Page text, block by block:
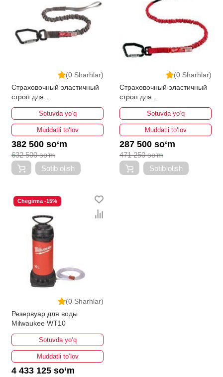
(0 Sharhlar)
Страховочный эластичный
строп для
электроинструмента
MILWAUKEE 15.8кг
Sotuvda yo‘q
Muddatli to‘lov
382 500 so‘m
632 500 so‘m
Sotib olish
(0 Sharhlar)
Страховочный эластичный
строп для
электроинструмента
MILWAUKEE 4.5кг
Sotuvda yo‘q
Muddatli to‘lov
287 500 so‘m
471 250 so‘m
Sotib olish
(0 Sharhlar)
Chegirma -15%
Резервуар для воды
Milwaukee WT10
Sotuvda yo‘q
Muddatli to‘lov
4 433 125 so‘m